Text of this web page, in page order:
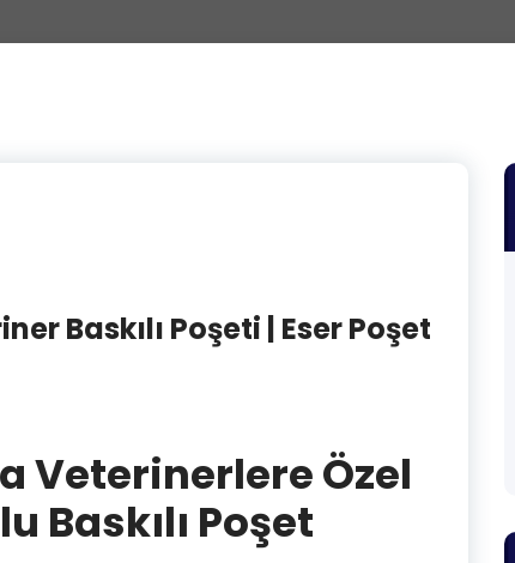
Baskılı Poşeti | Eser Poşet
Veterinerlere Özel
Baskılı Poşet